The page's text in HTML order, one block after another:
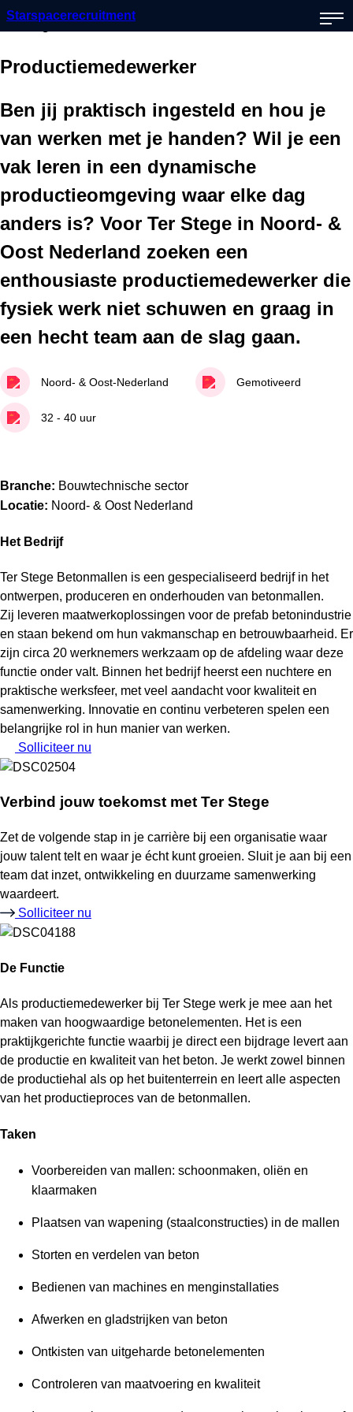
Starspacerecruitment
Ter Stege
Productiemedewerker
Ben jij praktisch ingesteld en hou je
van werken met je handen? Wil je een
vak leren in een dynamische
productieomgeving waar elke dag
anders is? Voor Ter Stege in Noord- &
Oost Nederland zoeken een
enthousiaste productiemedewerker die
fysiek werk niet schuwen en graag in
een hecht team aan de slag gaan.
Noord- & Oost-Nederland Gemotiveerd
32 - 40 uur
Branche: Bouwtechnische sector
Locatie: Noord- & Oost Nederland
Het Bedrijf
Ter Stege Betonmallen is een gespecialiseerd bedrijf in het
ontwerpen, produceren en onderhouden van betonmallen.
Zij leveren maatwerkoplossingen voor de prefab betonindustrie
en staan bekend om hun vakmanschap en betrouwbaarheid. Er
zijn circa 20 werknemers werkzaam op de afdeling waar deze
functie onder valt. Binnen het bedrijf heerst een nuchtere en
praktische werksfeer, met veel aandacht voor kwaliteit en
samenwerking. Innovatie en continu verbeteren spelen een
belangrijke rol in hun manier van werken.
Solliciteer nu
Verbind jouw toekomst met Ter Stege
Zet de volgende stap in je carrière bij een organisatie waar
jouw talent telt en waar je écht kunt groeien. Sluit je aan bij een
team dat inzet, ontwikkeling en duurzame samenwerking
waardeert.
Solliciteer nu
De Functie
Als productiemedewerker bij Ter Stege werk je mee aan het
maken van hoogwaardige betonelementen. Het is een
praktijkgerichte functie waarbij je direct een bijdrage levert aan
de productie en kwaliteit van het beton. Je werkt zowel binnen
de productiehal als op het buitenterrein en leert alle aspecten
van het productieproces van de betonmallen.
Taken
Voorbereiden van mallen: schoonmaken, oliën en
klaarmaken
Plaatsen van wapening (staalconstructies) in de mallen
Storten en verdelen van beton
Bedienen van machines en menginstallaties
Afwerken en gladstrijken van beton
Ontkisten van uitgeharde betonelementen
Controleren van maatvoering en kwaliteit